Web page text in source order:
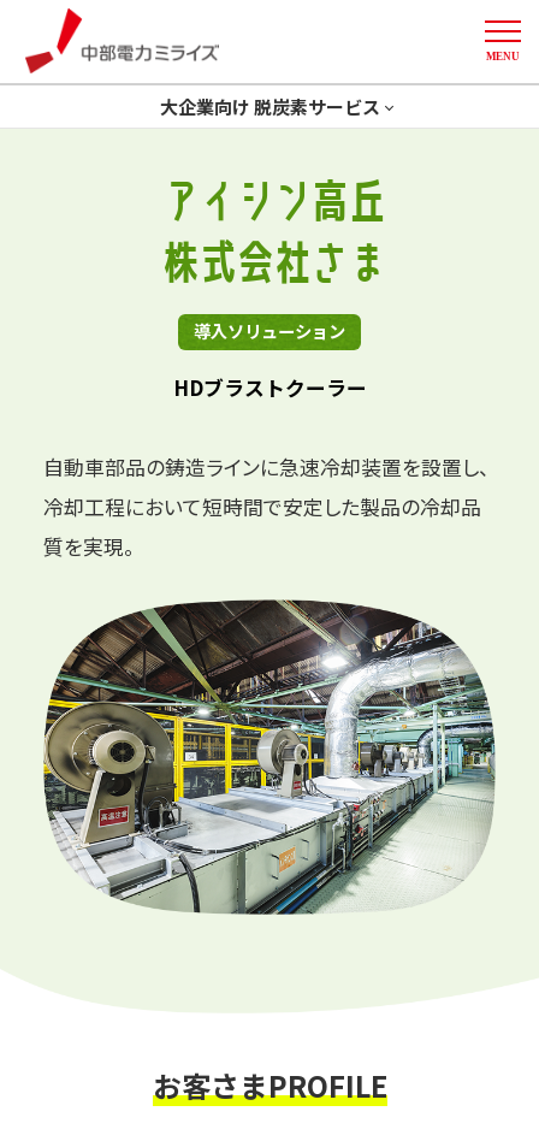
中部電力ミライズ
MENU
大企業向け 脱炭素サービス
GXコンサルティング
開発一体型ソリューション
創エネ
Green化
More
削減計画策定
デマンドレスポンス
アイシン高丘
株式会社さま
導入ソリューション
HDブラストクーラー
自動車部品の鋳造ラインに急速冷却装置を設置し、
冷却工程において短時間で安定した製品の冷却品
質を実現。
お客さまPROFILE